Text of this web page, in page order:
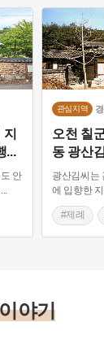
가 #28독립선언
#마을 #전설
#공예품 #원호
#동화
#수령 #부산
선시대 종가
...
안
관심지역
오천 칠
동 광산
광산김씨는
에 입향한
#제례
#경상북
야기